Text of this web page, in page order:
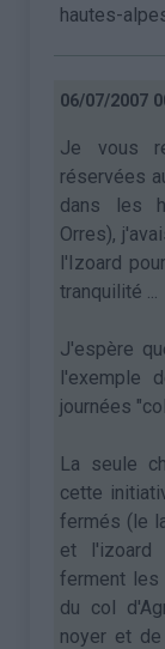
hautes-
06/07/2007
Je vous
réservées
dans les
Orres),
l'Izoard
tranquilité ...
J'espère
l'exemple
journées
La seule
cette
fermés (le
et l'izoard
ferment les
du col
noyer et